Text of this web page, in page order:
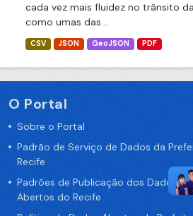
cada vez mais fluidez no trânsito
como umas das...
CSV JSON GeoJSON PDF
O Portal
Sobre o Portal
Padrão de Serviço de Dados da
Recife
Padrões de Publicação dos Dados
Abertos do Recife